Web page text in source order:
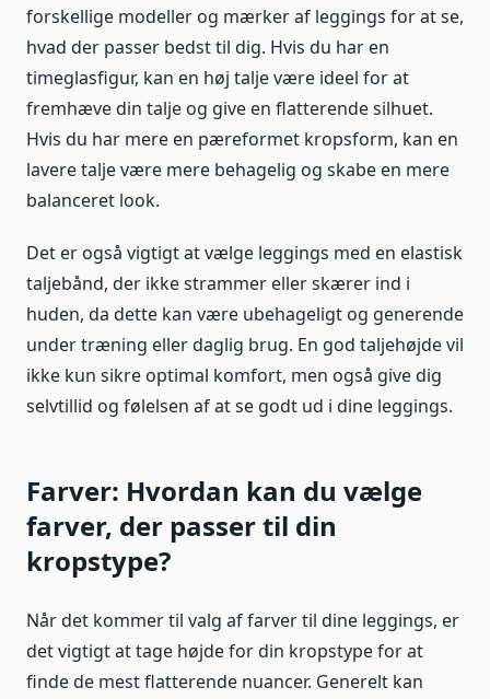
forskellige modeller og mærker af leggings for at se,
hvad der passer bedst til dig. Hvis du har en
timeglasfigur, kan en høj talje være ideel for at
fremhæve din talje og give en flatterende silhuet.
Hvis du har mere en pæreformet kropsform, kan en
lavere talje være mere behagelig og skabe en mere
balanceret look.
Det er også vigtigt at vælge leggings med en elastisk
taljebånd, der ikke strammer eller skærer ind i
huden, da dette kan være ubehageligt og generende
under træning eller daglig brug. En god taljehøjde vil
ikke kun sikre optimal komfort, men også give dig
selvtillid og følelsen af at se godt ud i dine leggings.
Farver: Hvordan kan du vælge
farver, der passer til din
kropstype?
Når det kommer til valg af farver til dine leggings, er
det vigtigt at tage højde for din kropstype for at
finde de mest flatterende nuancer. Generelt kan